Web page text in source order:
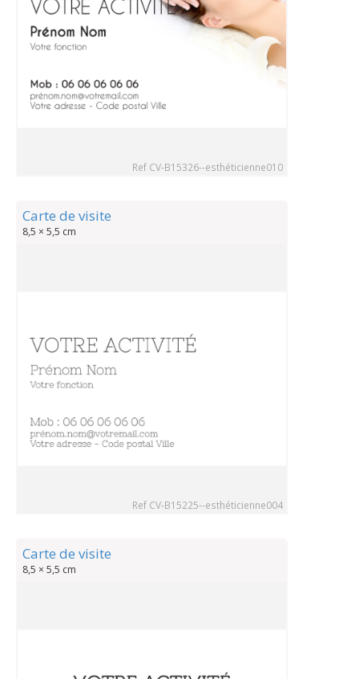
Ref CV-B15326--esthéticienne010
Carte de visite
8,5 × 5,5 cm
Ref CV-B15225--esthéticienne004
Carte de visite
8,5 × 5,5 cm